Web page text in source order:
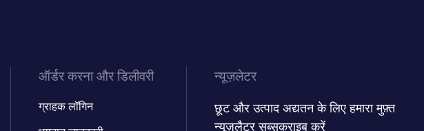
ऑर्डर करना और डिलीवरी
ग्राहक लॉगिन
न्यूज़लेटर
छूट और उत्पाद अद्यतन के लिए हमारा मुफ़्त
न्यूज़लैटर सब्सक्राइब करें